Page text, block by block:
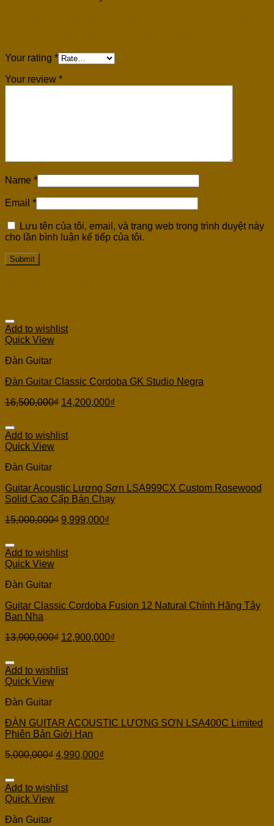
Your rating *
Your review *
Name *
Email *
Lưu tên của tôi, email, và trang web trong trình duyệt này
cho lần bình luận kế tiếp của tôi.
Add to wishlist
Quick View
Đàn Guitar
Đàn Guitar Classic Cordoba GK Studio Negra
16,500,000₫ 14,200,000₫
Add to wishlist
Quick View
Đàn Guitar
Guitar Acoustic Lương Sơn LSA999CX Custom Rosewood
Solid Cao Cấp Bán Chạy
15,000,000₫ 9,999,000₫
Add to wishlist
Quick View
Đàn Guitar
Guitar Classic Cordoba Fusion 12 Natural Chính Hãng Tây
Ban Nha
13,900,000₫ 12,900,000₫
Add to wishlist
Quick View
Đàn Guitar
ĐÀN GUITAR ACOUSTIC LƯƠNG SƠN LSA400C Limited
Phiên Bản Giới Hạn
5,000,000₫ 4,990,000₫
Add to wishlist
Quick View
Đàn Guitar